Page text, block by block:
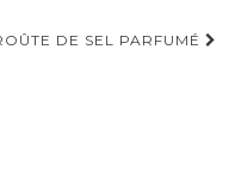
DE SEL PARFUMÉ